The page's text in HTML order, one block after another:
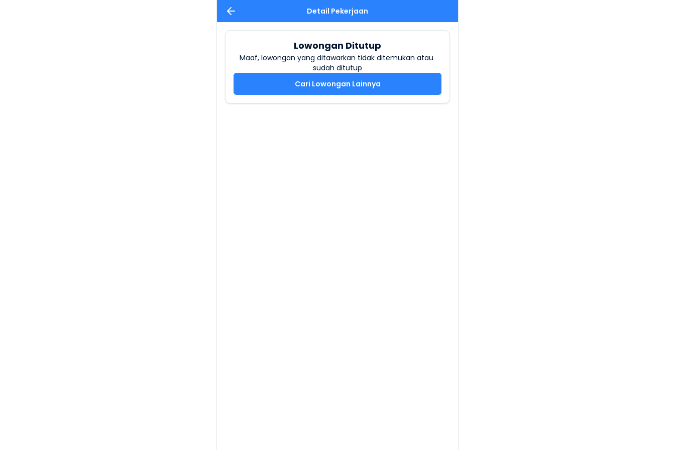
Detail Pekerjaan
Lowongan Ditutup
Maaf, lowongan yang ditawarkan tidak ditemukan atau
sudah ditutup
Cari Lowongan Lainnya